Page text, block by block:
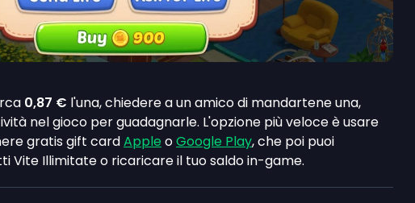
0,87 € l'una, chiedere a un amico di mandartene una,
nel gioco per guadagnarle. L'opzione più veloce è usare
gratis gift cardApple oGoogle Play, che poi puoi
Vite Illimitate o ricaricare il tuo saldo in-game.